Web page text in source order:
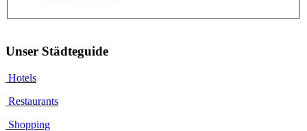
Unser Städteguide
Hotels
Restaurants
Shopping